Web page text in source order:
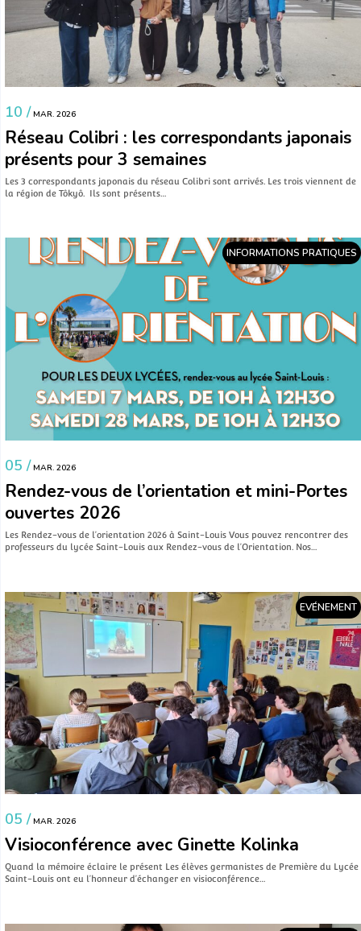
10 / MAR. 2026
Réseau Colibri : les correspondants japonais
présents pour 3 semaines
Les 3 correspondants japonais du réseau Colibri sont arrivés. Les trois viennent de
la région de Tôkyô. Ils sont présents…
INFORMATIONS PRATIQUES
05 / MAR. 2026
Rendez-vous de l’orientation et mini-Portes
ouvertes 2026
Les Rendez-vous de l’orientation 2026 à Saint-Louis Vous pouvez rencontrer des
professeurs du lycée Saint-Louis aux Rendez-vous de l’Orientation. Nos…
EVÉNEMENT
05 / MAR. 2026
Visioconférence avec Ginette Kolinka
Quand la mémoire éclaire le présent Les élèves germanistes de Première du Lycée
Saint-Louis ont eu l’honneur d’échanger en visioconférence…